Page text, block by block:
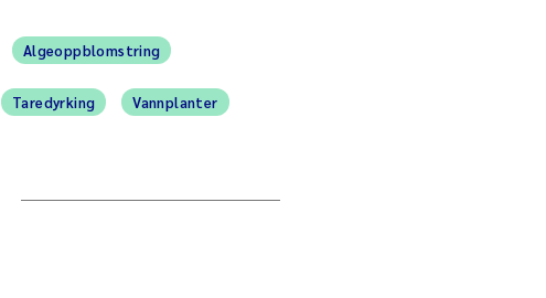
Algeoppblomstring
Taredyrking Vannplanter